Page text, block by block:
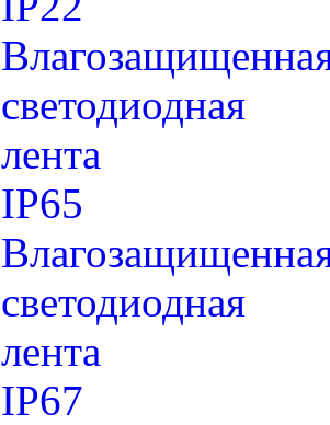
светодиодная
лента
IP65
светодиодная
лента
IP67